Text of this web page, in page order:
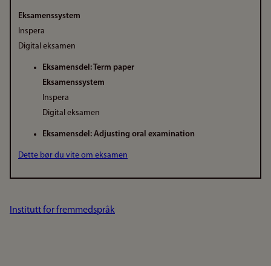
Eksamenssystem
Inspera
Digital eksamen
Eksamensdel: Term paper
Eksamenssystem
Inspera
Digital eksamen
Eksamensdel: Adjusting oral examination
Dette bør du vite om eksamen
Institutt for fremmedspråk